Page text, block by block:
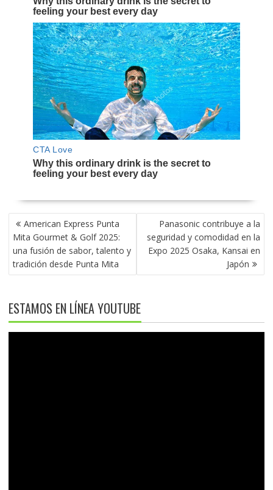
NAVEGACIÓN
DE
ENTRADAS
American Express Punta
Mita Gourmet & Golf 2025:
una fusión de sabor, talento y
tradición desde Punta Mita
Panasonic contribuye a la
seguridad y comodidad en la
Expo 2025 Osaka, Kansai en
Japón
ESTAMOS EN LÍNEA YOUTUBE